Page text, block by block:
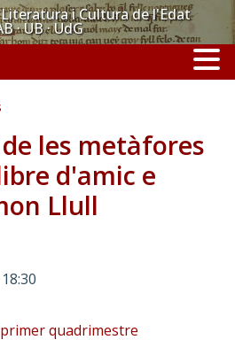
i Cultura de l'Edat
UB · UdG
les metàfores
d'amic e
Llull
quadrimestre